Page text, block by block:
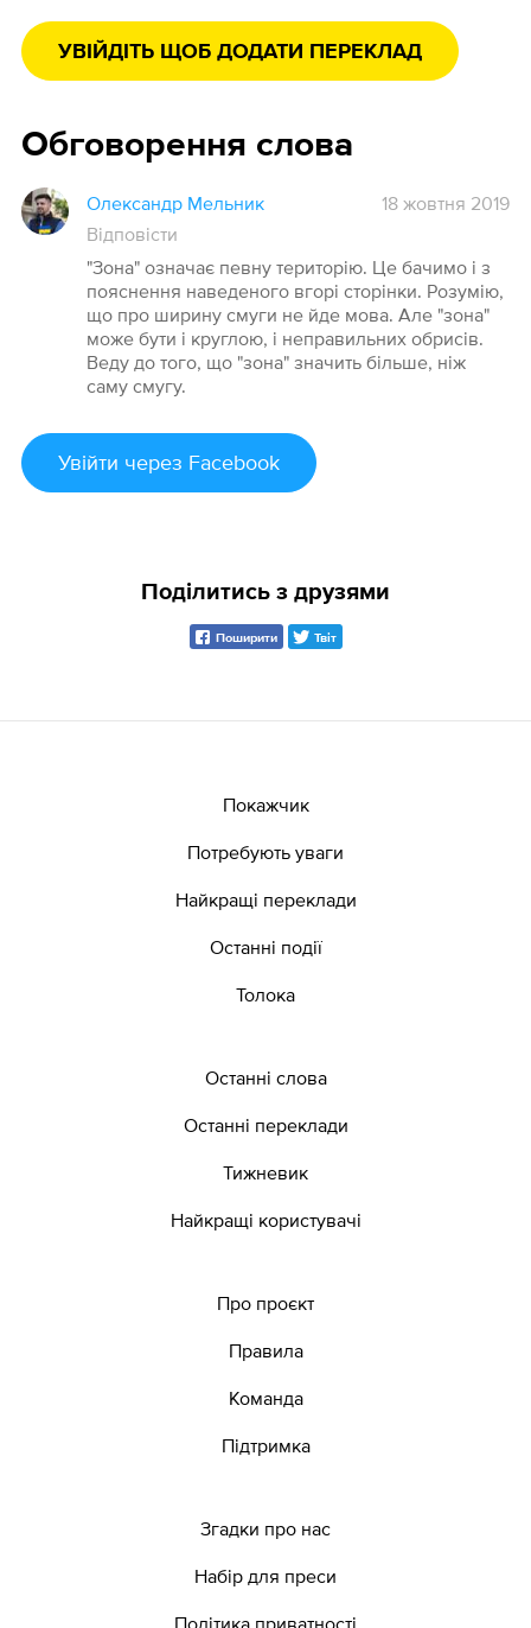
УВІЙДІТЬ ЩОБ ДОДАТИ ПЕРЕКЛАД
Обговорення слова
Олександр Мельник
18 жовтня 2019
Відповісти
"Зона" означає певну територію. Це бачимо і з
пояснення наведеного вгорі сторінки. Розумію,
що про ширину смуги не йде мова. Але "зона"
може бути і круглою, і неправильних обрисів.
Веду до того, що "зона" значить більше, ніж
саму смугу.
Увійти через Facebook
Поділитись з друзями
Поширити Твіт
Покажчик
Потребують уваги
Найкращі переклади
Останні події
Толока
Останні слова
Останні переклади
Тижневик
Найкращі користувачі
Про проєкт
Правила
Команда
Підтримка
Згадки про нас
Набір для преси
Політика приватності